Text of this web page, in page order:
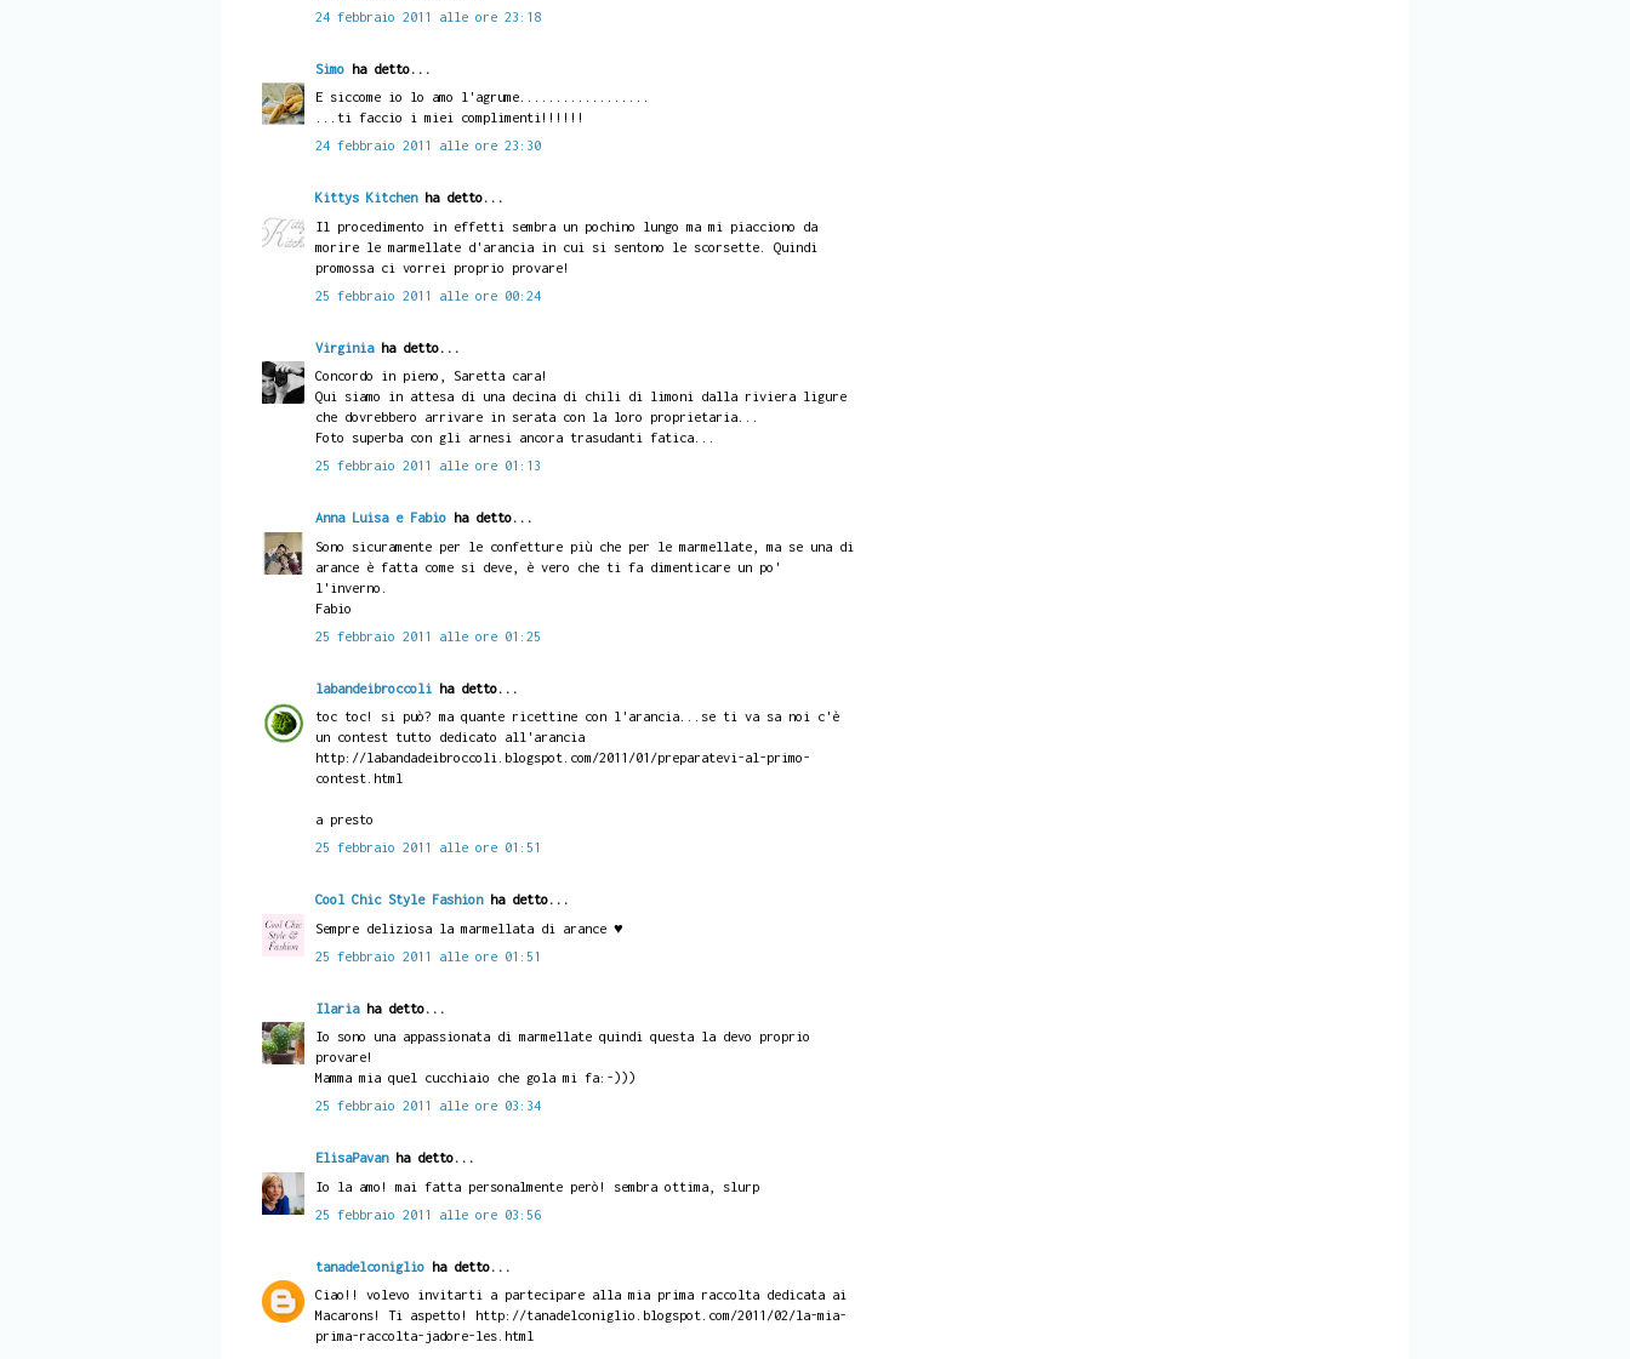
24 febbraio 2011 alle ore 23:18
Simoha detto...
E siccome io lo amo l'agrume..................
...ti faccio i miei complimenti!!!!!!
24 febbraio 2011 alle ore 23:30
Kittys Kitchenha detto...
Il procedimento in effetti sembra un pochino lungo ma mi piacciono da
morire le marmellate d'arancia in cui si sentono le scorsette. Quindi
promossa ci vorrei proprio provare!
25 febbraio 2011 alle ore 00:24
Virginiaha detto...
Concordo in pieno, Saretta cara!
Qui siamo in attesa di una decina di chili di limoni dalla riviera ligure
che dovrebbero arrivare in serata con la loro proprietaria...
Foto superba con gli arnesi ancora trasudanti fatica...
25 febbraio 2011 alle ore 01:13
Anna Luisa e Fabioha detto...
Sono sicuramente per le confetture più che per le marmellate, ma se una di
arance è fatta come si deve, è vero che ti fa dimenticare un po'
l'inverno.
Fabio
25 febbraio 2011 alle ore 01:25
labandeibroccoliha detto...
toc toc! si può? ma quante ricettine con l'arancia...se ti va sa noi c'è
un contest tutto dedicato all'arancia
http://labandadeibroccoli.blogspot.com/2011/01/preparatevi-al-primo-
contest.html
a presto
25 febbraio 2011 alle ore 01:51
Cool Chic Style Fashionha detto...
Sempre deliziosa la marmellata di arance ♥
25 febbraio 2011 alle ore 01:51
Ilariaha detto...
Io sono una appassionata di marmellate quindi questa la devo proprio
provare!
Mamma mia quel cucchiaio che gola mi fa:-)))
25 febbraio 2011 alle ore 03:34
ElisaPavanha detto...
Io la amo! mai fatta personalmente però! sembra ottima, slurp
25 febbraio 2011 alle ore 03:56
tanadelconiglioha detto...
Ciao!! volevo invitarti a partecipare alla mia prima raccolta dedicata ai
Macarons! Ti aspetto! http://tanadelconiglio.blogspot.com/2011/02/la-mia-
prima-raccolta-jadore-les.html